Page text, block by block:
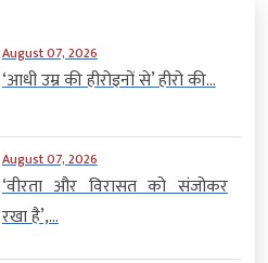
August 07, 2026
‘आधी उम्र की हीरोइनों से’ हीरो की...
August 07, 2026
‘वीरता और विरासत को संजोकर
रखा है’,...